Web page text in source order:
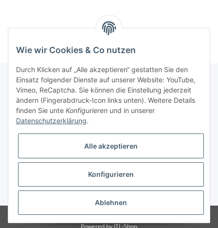
Informationen
Gesetzliche Informationen
* Alle Preise inkl. gesetzlicher USt., zzgl.Versand
Besucherzähler: 3067596
Powered by JTL-Shop
Wie wir Cookies & Co nutzen
Durch Klicken auf „Alle akzeptieren“ gestatten Sie den
Einsatz folgender Dienste auf unserer Website: YouTube,
Vimeo, ReCaptcha. Sie können die Einstellung jederzeit
ändern (Fingerabdruck-Icon links unten). Weitere Details
finden Sie unte Konfigurieren und in unserer
Datenschutzerklärung.
Alle akzeptieren
Konfigurieren
Ablehnen